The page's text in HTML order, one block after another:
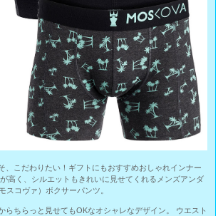
、こだわりたい！ギフトにもおすすめおしゃれインナー
高く、シルエットもきれいに見せてくれるメンズアンダ
スコヴァ）ボクサーパンツ。
らちらっと見せてもOKなオシャレなデザイン。 ウエスト